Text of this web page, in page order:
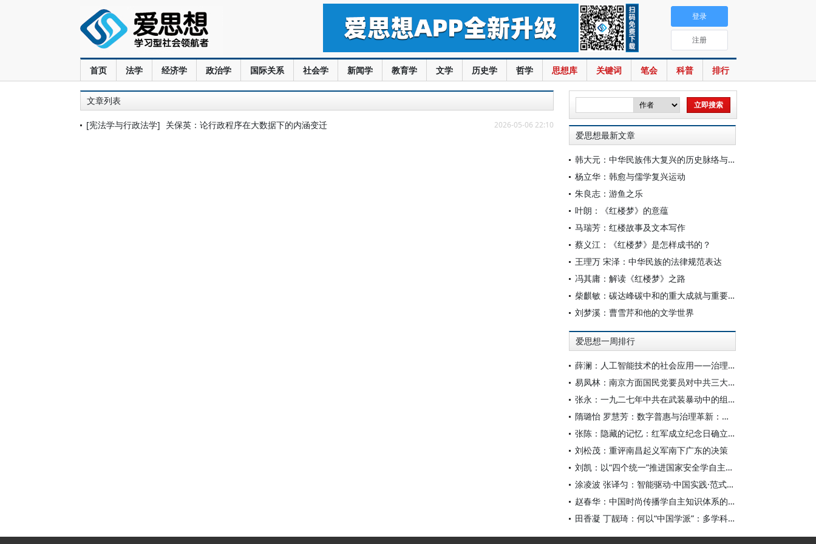
首页 法学 经济学 政治学 国际关系 社会学 新闻学 教育学 文学 历史学 哲学 思想库 关键词 笔会 科普 排行
登录
注册
文章列表
[宪法学与行政法学] 关保英：论行政程序在大数据下的内涵变迁 2026-05-06 22:10
爱思想最新文章
韩大元：中华民族伟大复兴的历史脉络与宪法内涵
杨立华：韩愈与儒学复兴运动
朱良志：游鱼之乐
叶朗：《红楼梦》的意蕴
马瑞芳：红楼故事及文本写作
蔡义江：《红楼梦》是怎样成书的？
王理万 宋泽：中华民族的法律规范表达
冯其庸：解读《红楼梦》之路
柴麒敏：碳达峰碳中和的重大成就与重要任务
刘梦溪：曹雪芹和他的文学世界
爱思想一周排行
薛澜：人工智能技术的社会应用——治理挑战
易凤林：南京方面国民党要员对中共三大起义的反应
张永：一九二七年中共在武装暴动中的组织转型
隋璐怡 罗慧芳：数字普惠与治理革新：中国人工智能赋能全球南方发展
张陈：隐藏的记忆：红军成立纪念日确立前中共对南昌起义的纪念
刘松茂：重评南昌起义军南下广东的决策
刘凯：以“四个统一”推进国家安全学自主知识体系构建
涂凌波 张译匀：智能驱动·中国实践·范式创新：“构建中国新闻传播学自主知识体系”专题研讨会综述
赵春华：中国时尚传播学自主知识体系的内在逻辑与实践路径
田香凝 丁靓琦：何以“中国学派”：多学科视野下中国特色新闻传播学建设的研究